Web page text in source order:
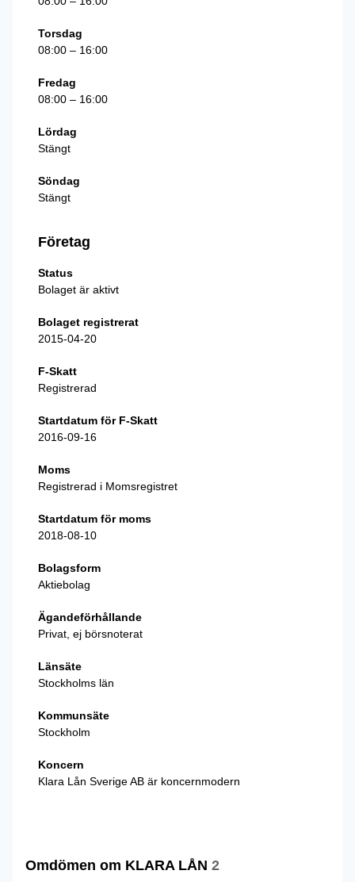
Torsdag
08:00 – 16:00
Fredag
08:00 – 16:00
Lördag
Stängt
Söndag
Stängt
Företag
Status
Bolaget är aktivt
Bolaget registrerat
2015-04-20
F-Skatt
Registrerad
Startdatum för F-Skatt
2016-09-16
Moms
Registrerad i Momsregistret
Startdatum för moms
2018-08-10
Bolagsform
Aktiebolag
Ägandeförhållande
Privat, ej börsnoterat
Länsäte
Stockholms län
Kommunsäte
Stockholm
Koncern
Klara Lån Sverige AB är koncernmodern
Omdömen om KLARA LÅN 2